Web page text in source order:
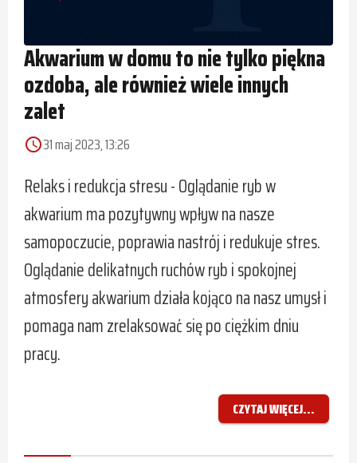
Akwarium w domu to nie tylko piękna
ozdoba, ale również wiele innych
zalet
access_time31 maj 2023, 13:26
Relaks i redukcja stresu - Oglądanie ryb w
akwarium ma pozytywny wpływ na nasze
samopoczucie, poprawia nastrój i redukuje stres.
Oglądanie delikatnych ruchów ryb i spokojnej
atmosfery akwarium działa kojąco na nasz umysł i
pomaga nam zrelaksować się po ciężkim dniu
pracy.
CZYTAJ WIĘCEJ...